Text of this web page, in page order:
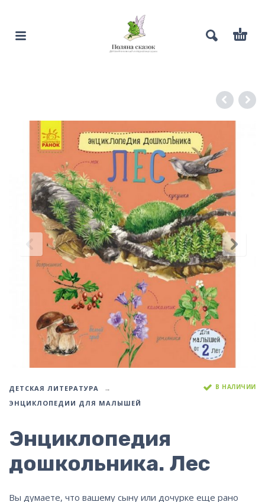
ДЕТСКАЯ ЛИТЕРАТУРА
ЭНЦИКЛОПЕДИИ ДЛЯ МАЛЫШЕЙ
В НАЛИЧИИ
Энциклопедия
дошкольника. Лес
Вы думаете, что вашему сыну или дочурке еще рано